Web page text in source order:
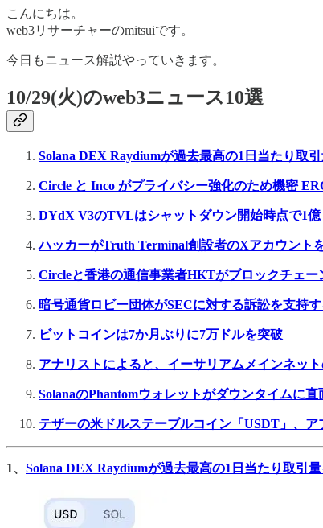
こんにちは。
web3リサーチャーのmitsuiです。
今日もニュース解説やっていきます。
10/29(火)のweb3ニュース10選
Solana DEX Raydiumが過去最高の1日当たり取
Circle と Inco がプライバシー強化のため機密
DYdX V3のTVLはシャットダウン開始時点で1
ハッカーがTruth Terminal創設者のXアカウント
Circleと香港の通信事業者HKTがブロックチェ
暗号通貨ロビー団体がSECに対する訴訟を支持
ビットコインは7か月ぶりに7万ドルを突破
アナリストによると、イーサリアムメインネッ
SolanaのPhantomウォレットがダウンタイムに
テザーの米ドルステーブルコイン「USDT」、
1、 Solana DEX Raydiumが過去最高の1日当たり取引